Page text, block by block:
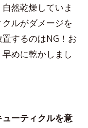
然乾燥していま
ルがダメージを
するのはNG！お
めに乾かしまし
ーティクルを意